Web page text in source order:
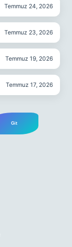
Temmuz 24, 2026
Temmuz 23, 2026
Temmuz 19, 2026
Temmuz 17, 2026